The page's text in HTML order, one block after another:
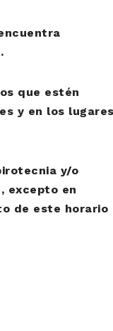
que estén
y en los lugares
y/o
excepto en
de este horario